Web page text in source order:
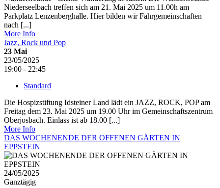
Niederseelbach treffen sich am 21. Mai 2025 um 11.00h am
Parkplatz Lenzenberghalle. Hier bilden wir Fahrgemeinschaften
nach [...]
More Info
Jazz, Rock und Pop
23 Mai
23/05/2025
19:00 - 22:45
Standard
Die Hospizstiftung Idsteiner Land lädt ein JAZZ, ROCK, POP am
Freitag dem 23. Mai 2025 um 19.00 Uhr im Gemeinschaftszentrum
Oberjosbach. Einlass ist ab 18.00 [...]
More Info
DAS WOCHENENDE DER OFFENEN GÄRTEN IN
EPPSTEIN
24/05/2025
Ganztägig